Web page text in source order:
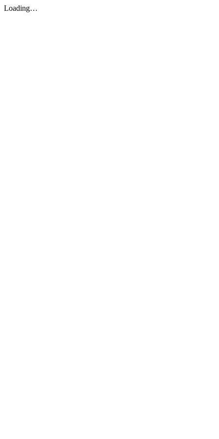
Loading…